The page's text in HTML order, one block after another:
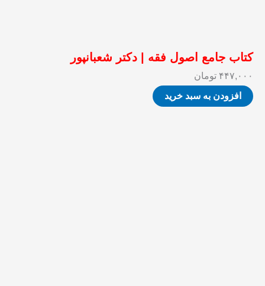
کتاب جامع اصول فقه | دکتر شعبانپور
۴۴۷,۰۰۰ تومان
افزودن به سبد خرید